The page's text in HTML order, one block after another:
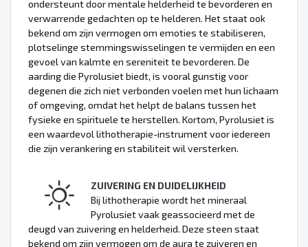
ondersteunt door mentale helderheid te bevorderen en
verwarrende gedachten op te helderen. Het staat ook
bekend om zijn vermogen om emoties te stabiliseren,
plotselinge stemmingswisselingen te vermijden en een
gevoel van kalmte en sereniteit te bevorderen. De
aarding die Pyrolusiet biedt, is vooral gunstig voor
degenen die zich niet verbonden voelen met hun lichaam
of omgeving, omdat het helpt de balans tussen het
fysieke en spirituele te herstellen. Kortom, Pyrolusiet is
een waardevol lithotherapie-instrument voor iedereen
die zijn verankering en stabiliteit wil versterken.
ZUIVERING EN DUIDELIJKHEID
Bij lithotherapie wordt het mineraal
Pyrolusiet vaak geassocieerd met de
deugd van zuivering en helderheid. Deze steen staat
bekend om zijn vermogen om de aura te zuiveren en